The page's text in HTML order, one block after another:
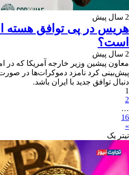
2 سال پیش
هریس در پی توافق هسته
است؟
2 سال پیش
معاون پیشین وزیر خارجه آمریکا که
پیش‌بینی کرد نامزد دموکرات‌ها در صورت
دنبال توافق جدید با ایران باشد.
1
2
…
16
»
تیترِ یک